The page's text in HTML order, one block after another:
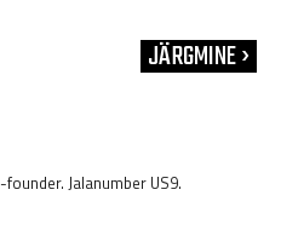
JÄRGMINE ›
Jalanumber US9.